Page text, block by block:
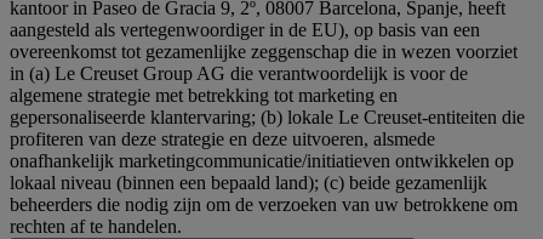
kantoor in Paseo de Gracia 9, 2º, 08007 Barcelona, Spanje, heeft
aangesteld als vertegenwoordiger in de EU), op basis van een
overeenkomst tot gezamenlijke zeggenschap die in wezen voorziet
in (a) Le Creuset Group AG die verantwoordelijk is voor de
algemene strategie met betrekking tot marketing en
gepersonaliseerde klantervaring; (b) lokale Le Creuset-entiteiten die
profiteren van deze strategie en deze uitvoeren, alsmede
onafhankelijk marketingcommunicatie/initiatieven ontwikkelen op
lokaal niveau (binnen een bepaald land); (c) beide gezamenlijk
beheerders die nodig zijn om de verzoeken van uw betrokkene om
rechten af te handelen.